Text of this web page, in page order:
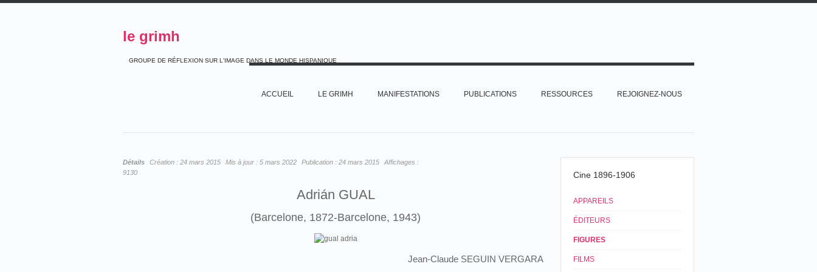
le grimh
GROUPE DE RÉFLEXION SUR L'IMAGE DANS LE MONDE HISPANIQUE
ACCUEIL LE GRIMH MANIFESTATIONS PUBLICATIONS RESSOURCES REJOIGNEZ-NOUS
Détails Création : 24 mars 2015 Mis à jour : 5 mars 2022 Publication : 24 mars 2015
Affichages :
9130
Adrián GUAL
(Barcelone, 1872-Barcelone, 1943)
Jean-Claude SEGUIN VERGARA
Cine 1896-1906
APPAREILS
ÉDITEURS
FIGURES
FILMS